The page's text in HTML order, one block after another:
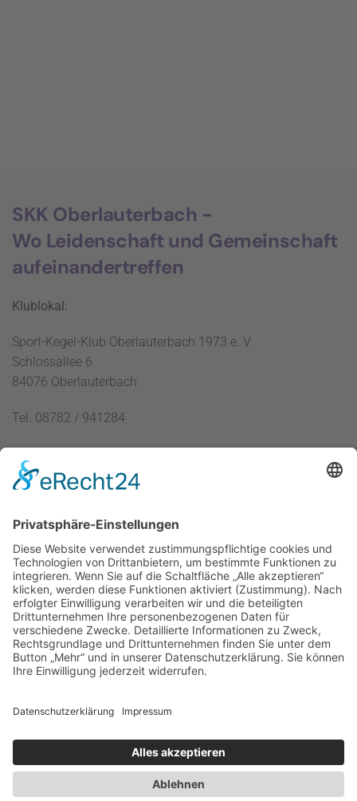
SKK Oberlauterbach -
Wo Leidenschaft und Gemeinschaft
aufeinandertreffen
Klublokal:
Sport-Kegel-Klub Oberlauterbach 1973 e. V.
Schlossallee 6
84076 Oberlauterbach
Tel. 08782 / 941284
Übersicht
Startseite
Verein
Mannschaften
Aktuelles
Termine
Datenschutz
Login
Follow Us
SKK Oberlauterbach e. V.